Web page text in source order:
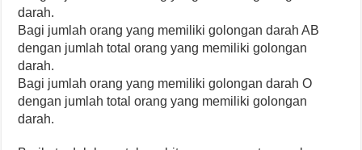
darah.
Bagi jumlah orang yang memiliki golongan darah AB
dengan jumlah total orang yang memiliki golongan
darah.
Bagi jumlah orang yang memiliki golongan darah O
dengan jumlah total orang yang memiliki golongan
darah.